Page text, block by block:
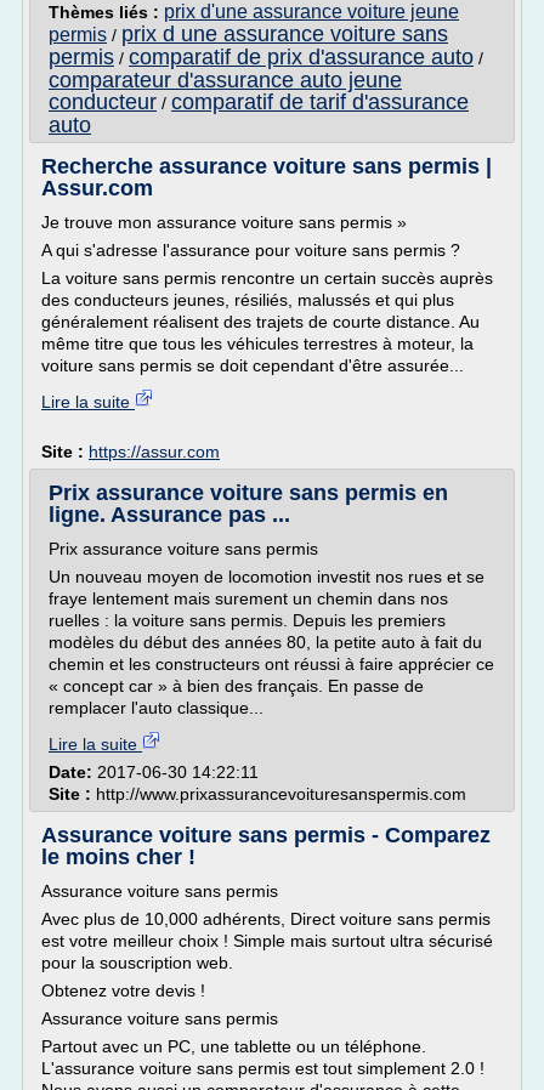
Thèmes liés : prix d'une assurance voiture jeune
permis / prix d une assurance voiture sans
permis / comparatif de prix d'assurance auto /
comparateur d'assurance auto jeune
conducteur / comparatif de tarif d'assurance
auto
Recherche assurance voiture sans permis |
Assur.com
Je trouve mon assurance voiture sans permis »
A qui s'adresse l'assurance pour voiture sans permis ?
La voiture sans permis rencontre un certain succès auprès
des conducteurs jeunes, résiliés, malussés et qui plus
généralement réalisent des trajets de courte distance. Au
même titre que tous les véhicules terrestres à moteur, la
voiture sans permis se doit cependant d'être assurée...
Lire la suite
Site : https://assur.com
Prix assurance voiture sans permis en
ligne. Assurance pas ...
Prix assurance voiture sans permis
Un nouveau moyen de locomotion investit nos rues et se
fraye lentement mais surement un chemin dans nos
ruelles : la voiture sans permis. Depuis les premiers
modèles du début des années 80, la petite auto à fait du
chemin et les constructeurs ont réussi à faire apprécier ce
« concept car » à bien des français. En passe de
remplacer l'auto classique...
Lire la suite
Date: 2017-06-30 14:22:11
Site : http://www.prixassurancevoituresanspermis.com
Assurance voiture sans permis - Comparez
le moins cher !
Assurance voiture sans permis
Avec plus de 10,000 adhérents, Direct voiture sans permis
est votre meilleur choix ! Simple mais surtout ultra sécurisé
pour la souscription web.
Obtenez votre devis !
Assurance voiture sans permis
Partout avec un PC, une tablette ou un téléphone.
L'assurance voiture sans permis est tout simplement 2.0 !